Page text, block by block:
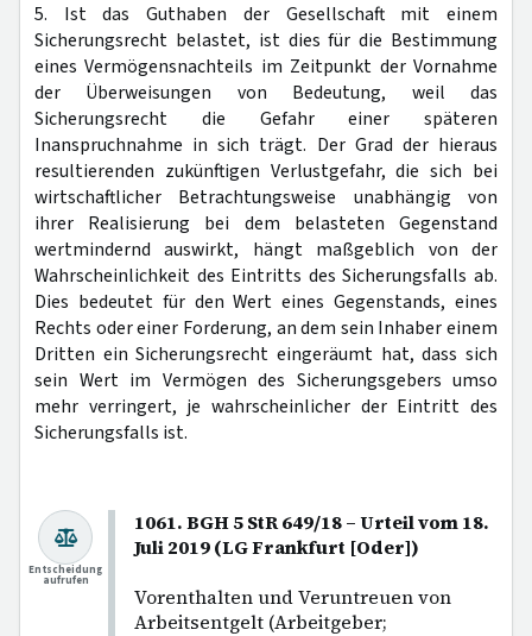
5. Ist das Guthaben der Gesellschaft mit einem
Sicherungsrecht belastet, ist dies für die Bestimmung
eines Vermögensnachteils im Zeitpunkt der Vornahme
der Überweisungen von Bedeutung, weil das
Sicherungsrecht die Gefahr einer späteren
Inanspruchnahme in sich trägt. Der Grad der hieraus
resultierenden zukünftigen Verlustgefahr, die sich bei
wirtschaftlicher Betrachtungsweise unabhängig von
ihrer Realisierung bei dem belasteten Gegenstand
wertmindernd auswirkt, hängt maßgeblich von der
Wahrscheinlichkeit des Eintritts des Sicherungsfalls ab.
Dies bedeutet für den Wert eines Gegenstands, eines
Rechts oder einer Forderung, an dem sein Inhaber einem
Dritten ein Sicherungsrecht eingeräumt hat, dass sich
sein Wert im Vermögen des Sicherungsgebers umso
mehr verringert, je wahrscheinlicher der Eintritt des
Sicherungsfalls ist.
1061. BGH 5 StR 649/18 – Urteil vom 18.
Juli 2019 (LG Frankfurt [Oder])
Vorenthalten und Veruntreuen von
Arbeitsentgelt (Arbeitgeber;
Entscheidung
aufrufen